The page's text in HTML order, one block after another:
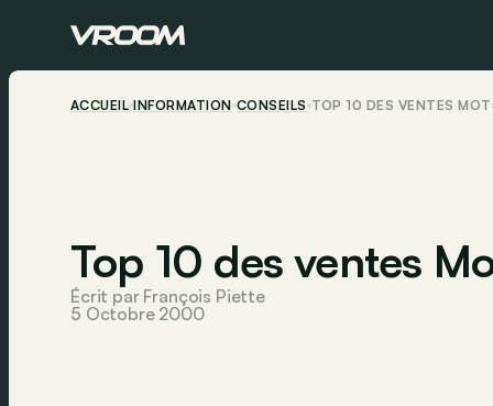
ACCUEIL INFORMATION CONSEILS TOP 10 DES VENTES
Top 10 des ventes
Écrit par François Piette
5 Octobre 2000